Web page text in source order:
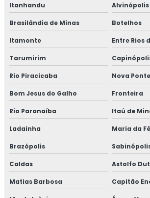
Treinamento em microbiologia de
Treinamento em microbiologia de
em salmonella
Treinamento em migração da norma
Treinamento em migração para versão
FSSC 22000
Treinamento em norma brc
Treinamento em norma FSSC 22000
sólidos
Treinamento em política da qualidade
Itanhandu Alvinópolis
Brasilândia de Minas Botelhos
Itamonte Entre Rios
Tarumirim
Rio Piracicaba Nova Ponte
Bom Jesus do Galho Fronteira
Rio Paranaíba Itaú de
Ladainha Maria da Fé
Brazópolis
Caldas Astolfo
Matias Barbosa Capitão